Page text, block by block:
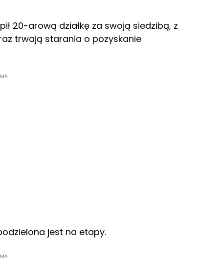
20-arową działkę za swoją siedzibą, z
trwają starania o pozyskanie
jest na etapy.